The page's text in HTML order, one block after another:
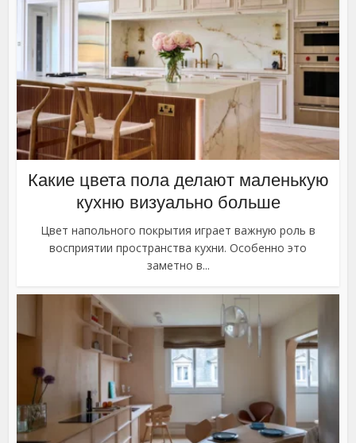
Какие цвета пола делают маленькую
кухню визуально больше
Цвет напольного покрытия играет важную роль в
восприятии пространства кухни. Особенно это
заметно в...